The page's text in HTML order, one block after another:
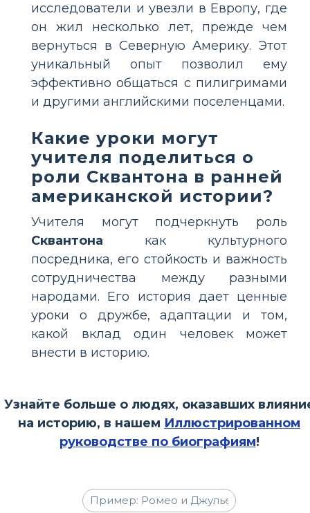
исследователи и увезли в Европу, где
он жил несколько лет, прежде чем
вернуться в Северную Америку. Этот
уникальный опыт позволил ему
эффективно общаться с пилигримами
и другими английскими поселенцами.
Какие уроки могут
учителя поделиться о
роли Сквантона в ранней
американской истории?
Учителя могут подчеркнуть роль
Сквантона как культурного
посредника, его стойкость и важность
сотрудничества между разными
народами. Его история дает ценные
уроки о дружбе, адаптации и том,
какой вклад один человек может
внести в историю.
Узнайте больше о людях, оказавших
на историю, в нашем Иллюстрированном
руководстве по биографиям!